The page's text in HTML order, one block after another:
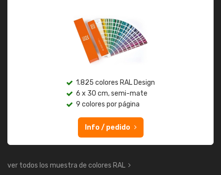
1.825 colores RAL Design
6 x 30 cm, semi-mate
9 colores por página
Info / pedido
ver todos los muestra de colores RAL